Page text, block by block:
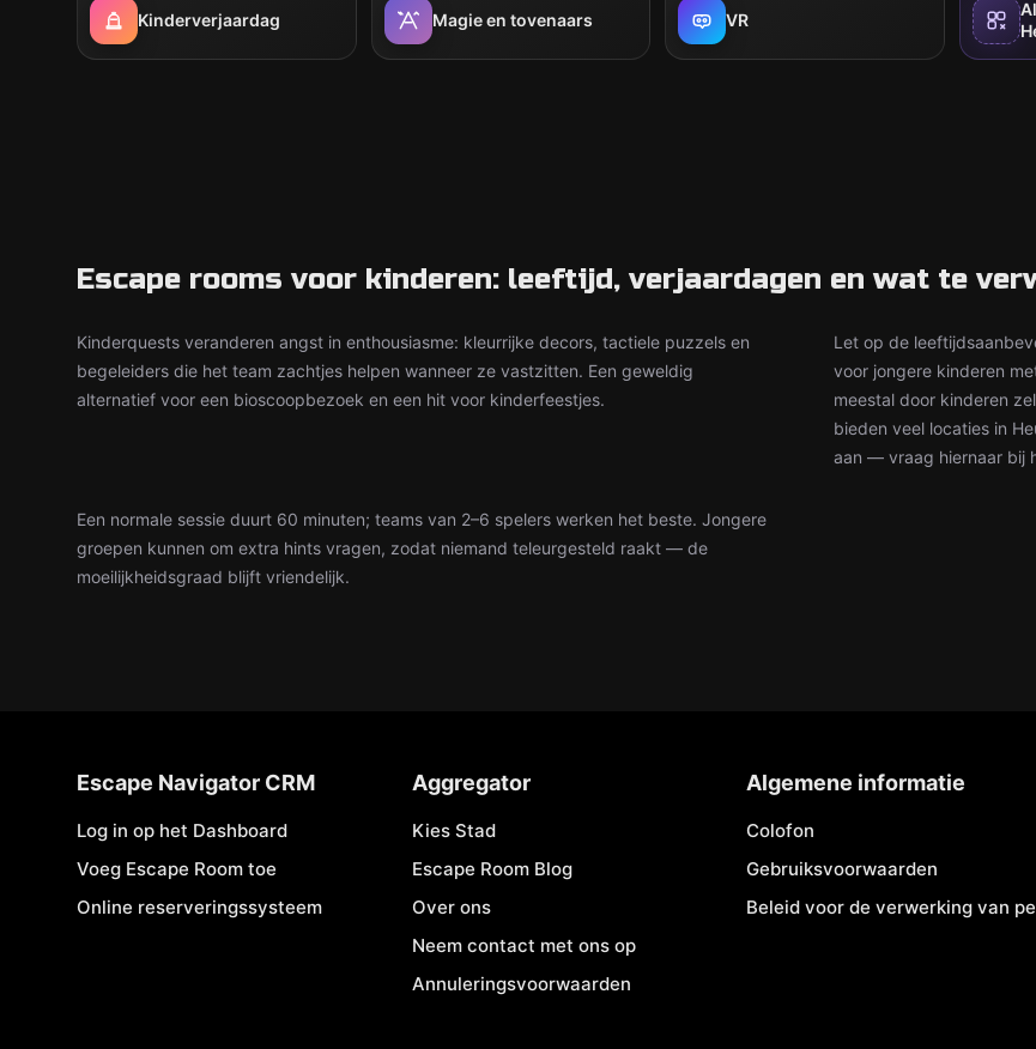
Kinderverjaardag Magie en tovenaars VR
Escape rooms voor kinderen: leeftijd, verjaardagen en wat te
Kinderquests veranderen angst in enthousiasme: kleurrijke decors, tactiele puzzels en
begeleiders die het team zachtjes helpen wanneer ze vastzitten. Een geweldig
alternatief voor een bioscoopbezoek en een hit voor kinderfeestjes.
Let op de
voor jongere kinderen
meestal door kinderen
bieden veel locaties in
aan — vraag hiernaar bij
Een normale sessie duurt 60 minuten; teams van 2–6 spelers werken het beste. Jongere
groepen kunnen om extra hints vragen, zodat niemand teleurgesteld raakt — de
moeilijkheidsgraad blijft vriendelijk.
Escape Navigator CRM
Log in op het Dashboard
Voeg Escape Room toe
Online reserveringssysteem
Aggregator
Kies Stad
Escape Room Blog
Over ons
Neem contact met ons op
Annuleringsvoorwaarden
Algemene informatie
Colofon
Gebruiksvoorwaarden
Beleid voor de verwerking van